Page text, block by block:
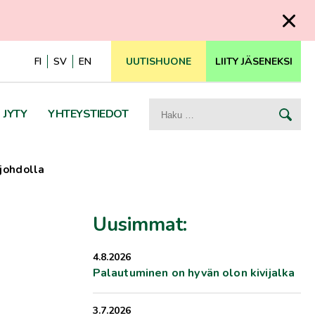
FI SV EN UUTISHUONE LIITY JÄSENEKSI
JYTY YHTEYSTIEDOT Haku:
Uusimmat:
4.8.2026
Palautuminen on hyvän olon kivijalka
3.7.2026